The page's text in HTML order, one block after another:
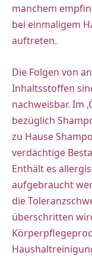
manchem
bei einmaligem
auftreten.
Die Folgen von
Inhaltsstoffen
nachweisbar. Im
bezüglich
zu Hause
verdächtige
Enthält es
aufgebraucht
die
überschritten